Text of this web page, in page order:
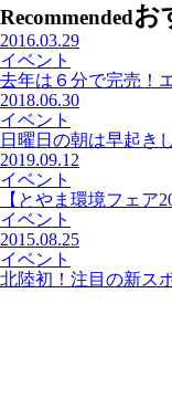
Recommendedお
2016.03.29
イベント
去年は６分で完売！
2018.06.30
イベント
日曜日の朝は早起き
2019.09.12
イベント
【とやま環境フェア
イベント
2015.08.25
イベント
北陸初！注目の新ス